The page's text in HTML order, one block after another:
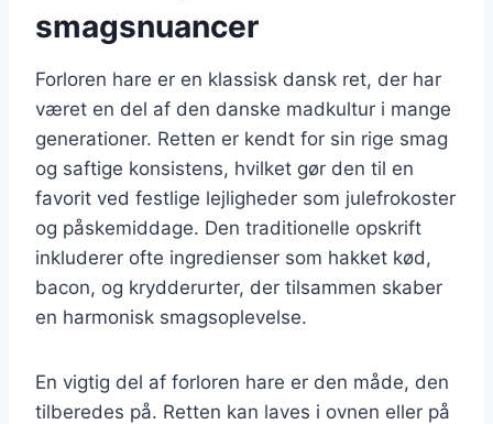
smagsnuancer
Forloren hare er en klassisk dansk ret, der har
været en del af den danske madkultur i mange
generationer. Retten er kendt for sin rige smag
og saftige konsistens, hvilket gør den til en
favorit ved festlige lejligheder som julefrokoster
og påskemiddage. Den traditionelle opskrift
inkluderer ofte ingredienser som hakket kød,
bacon, og krydderurter, der tilsammen skaber
en harmonisk smagsoplevelse.
En vigtig del af forloren hare er den måde, den
tilberedes på. Retten kan laves i ovnen eller på